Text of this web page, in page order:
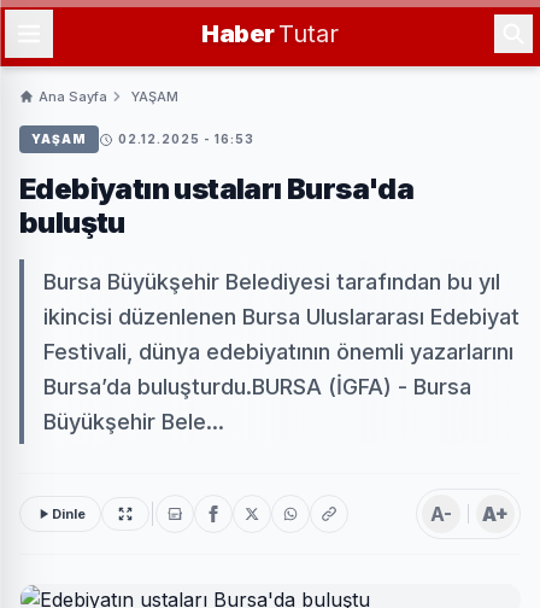
HaberTutar
Ana Sayfa YAŞAM
YAŞAM 02.12.2025 - 16:53
Edebiyatın ustaları Bursa'da
buluştu
Bursa Büyükşehir Belediyesi tarafından bu yıl
ikincisi düzenlenen Bursa Uluslararası Edebiyat
Festivali, dünya edebiyatının önemli yazarlarını
Bursa’da buluşturdu.BURSA (İGFA) - Bursa
Büyükşehir Bele...
Dinle A- A+